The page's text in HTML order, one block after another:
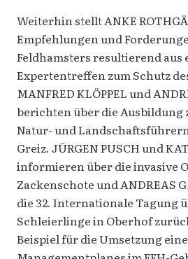
Weiterhin stellt ANKE
Empfehlungen und
Feldhamsters resultierend aus
Expertentreffen zum Schutz
MANFRED KLÖPPEL und
berichten über die Ausbildung
Natur- und
Greiz. JÜRGEN PUSCH und
informieren über die invasive
Zackenschote und ANDREAS
die 32. Internationale Tagung
Schleierlinge in Oberhof
Beispiel für die Umsetzung